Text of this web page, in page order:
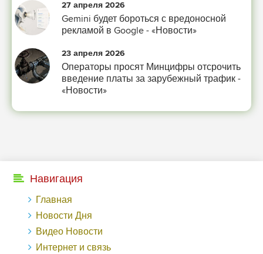
-- Лучшее, что можно сделать с хорошим советом, это пропустить его мимо
ушей. Он никогда не бывает полезен никому, кроме того, кто его дал.
-- Люблю давать советы и очень не люблю, когда их дают мне.
27 апреля 2026
Gemini будет бороться с вредоносной
рекламой в Google - «Новости»
23 апреля 2026
Операторы просят Минцифры отсрочить
введение платы за зарубежный трафик -
«Новости»
Навигация
Главная
Новости Дня
Видео Новости
Интернет и связь